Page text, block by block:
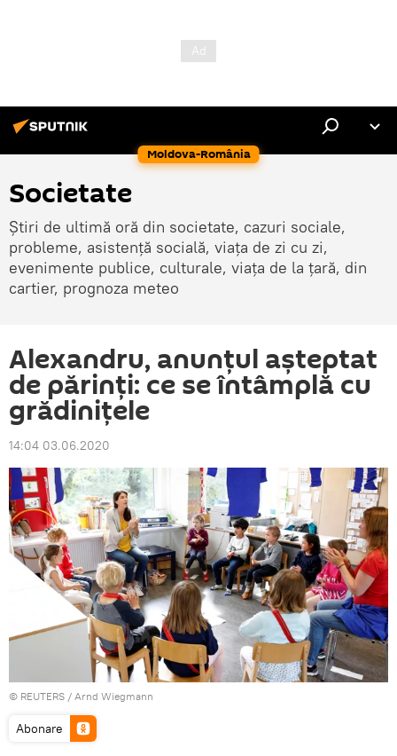
Moldova-România
Societate
Știri de ultimă oră din societate, cazuri sociale,
probleme, asistență socială, viața de zi cu zi,
evenimente publice, culturale, viața de la țară, din
cartier, prognoza meteo
Alexandru, anunțul așteptat
de părinți: ce se întâmplă cu
grădinițele
14:04 03.06.2020
© REUTERS / Arnd Wiegmann
Abonare